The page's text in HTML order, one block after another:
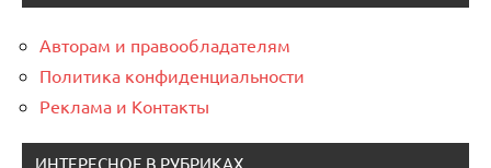
Авторам и правообладателям
Политика конфиденциальности
Реклама и Контакты
ИНТЕРЕСНОЕ В РУБРИКАХ